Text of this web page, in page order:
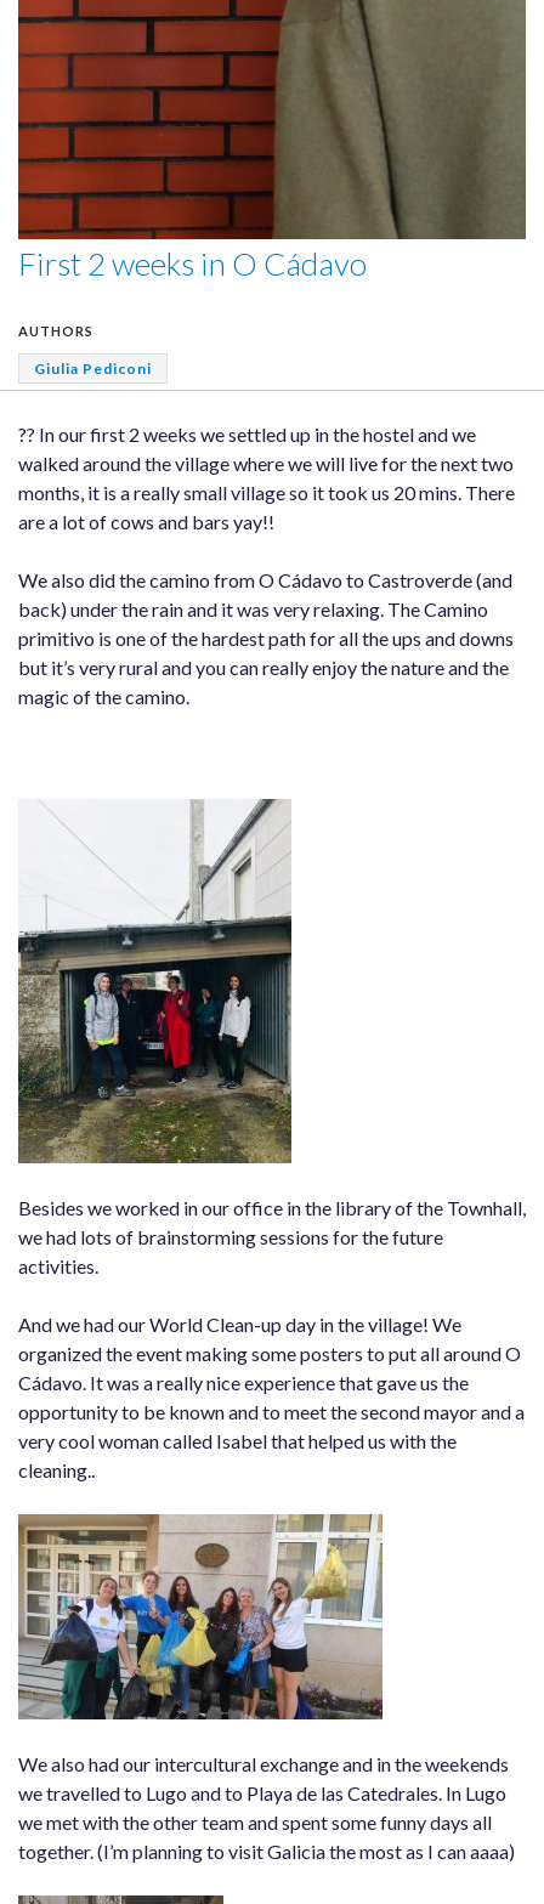
First 2 weeks in O Cádavo
AUTHORS
Giulia Pediconi
?? In our first 2 weeks we settled up in the hostel and we
walked around the village where we will live for the next two
months, it is a really small village so it took us 20 mins. There
are a lot of cows and bars yay!!
We also did the camino from O Cádavo to Castroverde (and
back) under the rain and it was very relaxing. The Camino
primitivo is one of the hardest path for all the ups and downs
but it’s very rural and you can really enjoy the nature and the
magic of the camino.
Besides we worked in our office in the library of the Townhall,
we had lots of brainstorming sessions for the future
activities.
And we had our World Clean-up day in the village! We
organized the event making some posters to put all around O
Cádavo. It was a really nice experience that gave us the
opportunity to be known and to meet the second mayor and a
very cool woman called Isabel that helped us with the
cleaning..
We also had our intercultural exchange and in the weekends
we travelled to Lugo and to Playa de las Catedrales. In Lugo
we met with the other team and spent some funny days all
together. (I’m planning to visit Galicia the most as I can aaaa)